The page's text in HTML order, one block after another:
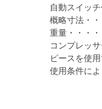
自動スイッ
概略寸法・
重量・・・
コンプレッ
ピースを使
使用条件に